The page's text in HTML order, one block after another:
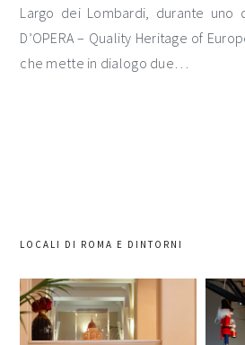
Largo dei Lombardi, durante uno
D’OPERA – Quality Heritage of
che mette in dialogo due…
LOCALI DI ROMA E DINTORNI